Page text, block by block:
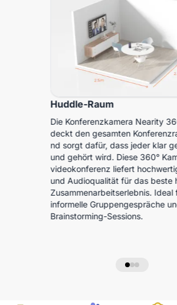
Huddle-Raum
Die Konferenzkamera Nearity
deckt den gesamten
nd sorgt dafür, dass jeder klar
und gehört wird. Diese 360°
videokonferenz liefert
und Audioqualität für das beste
Zusammenarbeitserlebnis. Ideal
informelle Gruppengespräche
Brainstorming-Sessions.